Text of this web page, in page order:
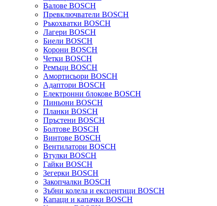
Валове BOSCH
Превключватели BOSCH
Ръкохватки BOSCH
Лагери BOSCH
Биели BOSCH
Корони BOSCH
Четки BOSCH
Ремъци BOSCH
Амортисьори BOSCH
Адаптори BOSCH
Електронни блокове BOSCH
Пиньони BOSCH
Планки BOSCH
Пръстени BOSCH
Болтове BOSCH
Винтове BOSCH
Вентилатори BOSCH
Втулки BOSCH
Гайки BOSCH
Зегерки BOSCH
Закопчалки BOSCH
Зъбни колела и ексцентици BOSCH
Капаци и капачки BOSCH